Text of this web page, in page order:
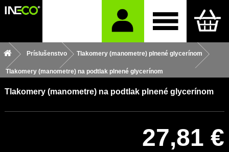
Príslušenstvo Tlakomery (manometre) plnené glycerínom
Tlakomery (manometre) na podtlak plnené glycerínom
Tlakomery (manometre) na podtlak plnené glycerínom
27,81 €